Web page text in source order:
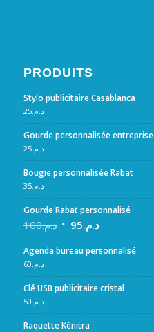
PRODUITS
Stylo publicitaire Casablanca
د.م.25
Gourde personnalisée entreprise
د.م.25
Bougie personnalisée Rabat
د.م.35
Gourde Rabat personnalisé
د.م.100 د.م.95
Agenda bureau personnalisé
د.م. 60
Clé USB publicitaire cristal
د.م. 50
Raquette Kénitra